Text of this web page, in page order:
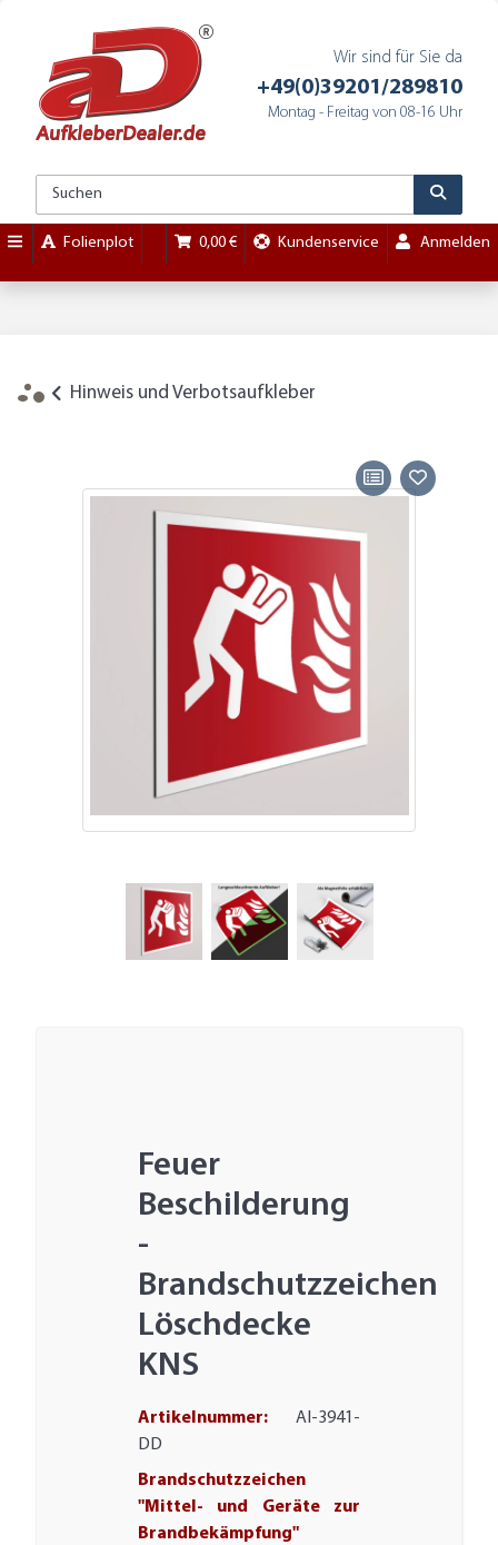
Wir sind für Sie da
+49(0)39201/289810
Montag - Freitag von 08-16 Uhr
Folienplot 0,00 € Kundenservice Anmelden
Hinweis und Verbotsaufkleber
Feuer
Beschilderung
-
Brandschutzzeichen
Löschdecke
KNS
Artikelnummer: AI-3941-
DD
Brandschutzzeichen
"Mittel- und Geräte zur
Brandbekämpfung"